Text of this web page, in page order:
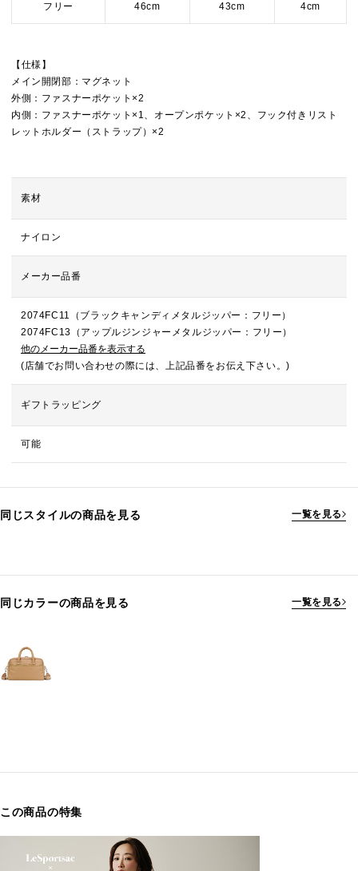
フリー 46cm 43cm 4cm
【仕様】
メイン開閉部：マグネット
外側：ファスナーポケット×2
内側：ファスナーポケット×1、オープンポケット×2、フック付きリスト
レットホルダー（ストラップ）×2
素材
ナイロン
メーカー品番
2074FC11（ブラックキャンディメタルジッパー：フリー）
2074FC13（アップルジンジャーメタルジッパー：フリー）
他のメーカー品番を表示する
(店舗でお問い合わせの際には、上記品番をお伝え下さい。)
ギフトラッピング
可能
同じスタイルの商品を見る 一覧を見る
同じカラーの商品を見る 一覧を見る
この商品の特集